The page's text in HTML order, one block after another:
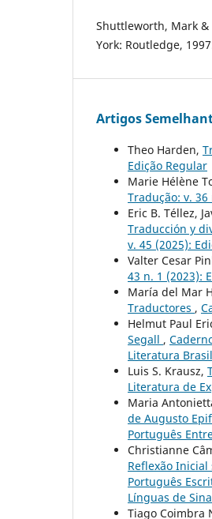
Shuttleworth, Mark
York: Routledge,
Artigos
Theo Harden,
Edição Regular
Marie Hélène
Tradução: v.
Eric B. Téllez,
Traducción y
v. 45 (2025):
Valter Cesar
43 n. 1 (2023):
María del Mar
Traductores ,
Helmut Paul
Segall ,
Literatura
Luis S. Krausz,
Literatura de
Maria
de Augusto
Português
Christianne
Reflexão Inicial
Português
Línguas de
Tiago Coimbra